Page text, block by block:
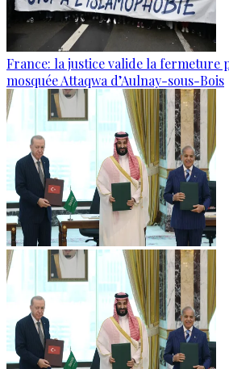
France: la justice valide la fermeture
mosquée Attaqwa d’Aulnay-sous-Bois